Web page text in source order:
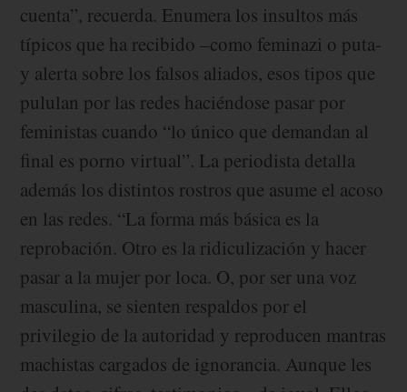
cuenta”, recuerda. Enumera los insultos más
típicos que ha recibido –como feminazi o puta-
y alerta sobre los falsos aliados, esos tipos que
pululan por las redes haciéndose pasar por
feministas cuando “lo único que demandan al
final es porno virtual”. La periodista detalla
además los distintos rostros que asume el acoso
en las redes. “La forma más básica es la
reprobación. Otro es la ridiculización y hacer
pasar a la mujer por loca. O, por ser una voz
masculina, se sienten respaldos por el
privilegio de la autoridad y reproducen mantras
machistas cargados de ignorancia. Aunque les